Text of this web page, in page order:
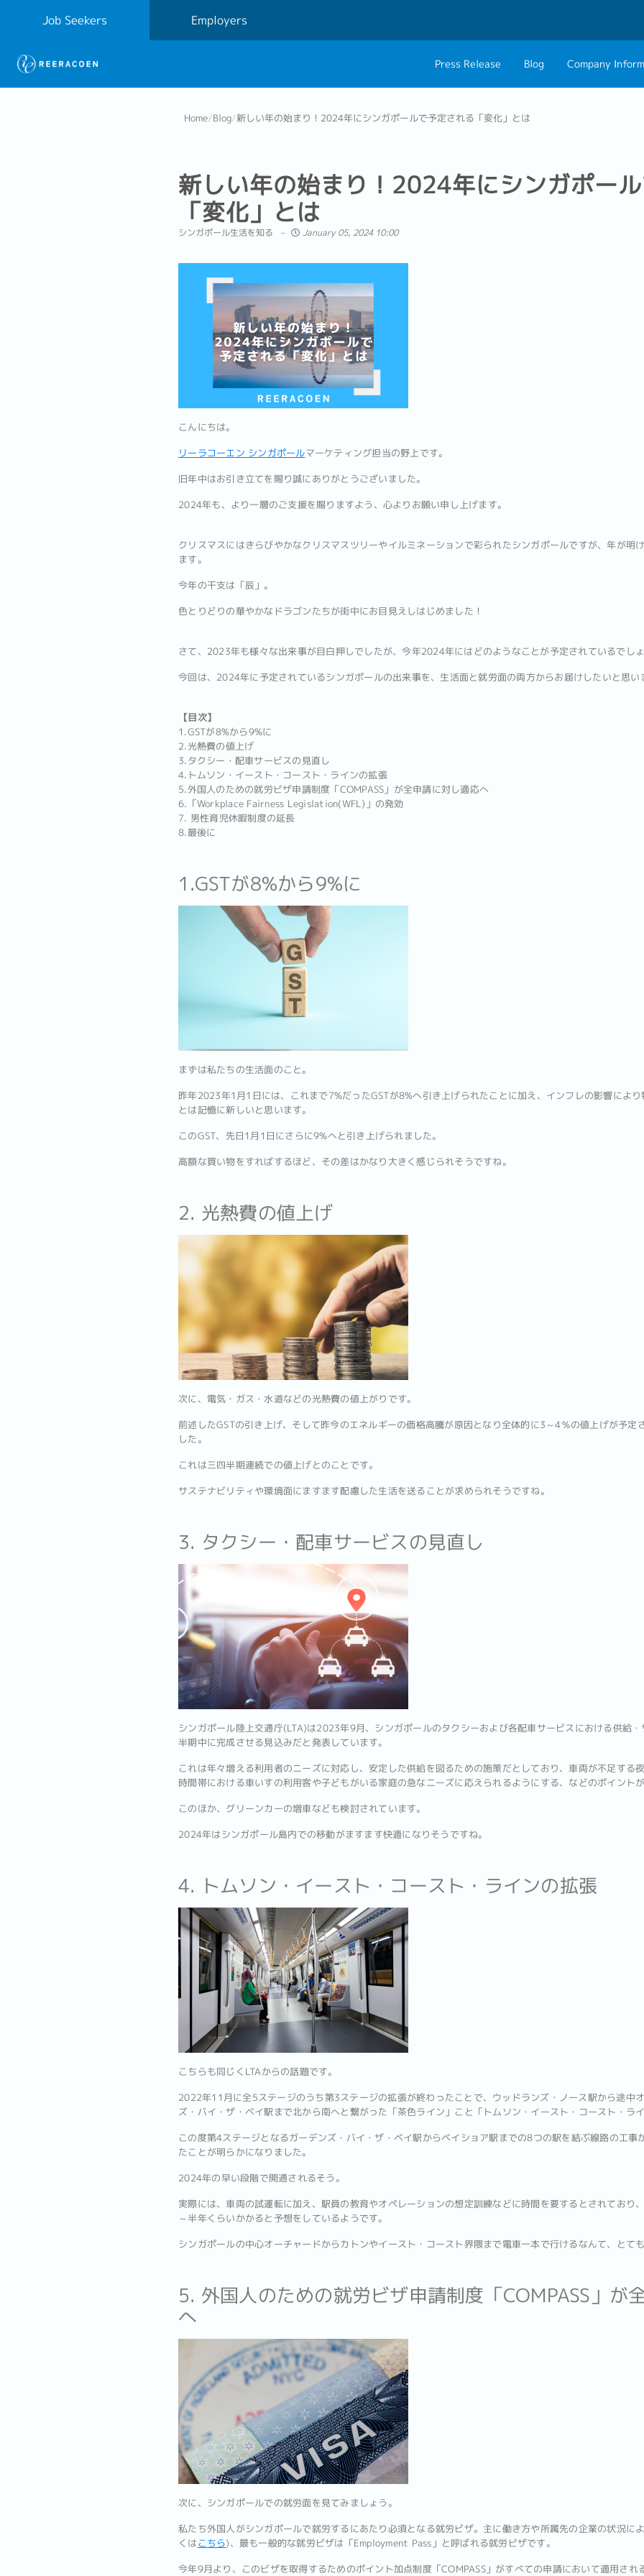
Job Seekers Employers
Press Release Blog Company
Group CEO
Home/Blog/新しい年の始まり！2024年にシンガポールで予定される「変化」とは
新しい年の始まり！2024年にシンガポー
「変化」とは
シンガポール生活を知る January 05, 2024 10:00
こんにちは。
リーラコーエン シンガポールマーケティング担当の野上です。
旧年中はお引き立てを賜り誠にありがとうございました。
2024年も、より一層のご支援を賜りますよう、心よりお願い申し上げます。
クリスマスにはきらびやかなクリスマスツリーやイルミネーションで彩られたシンガポールですが、年が明
ます。
今年の干支は「辰」。
色とりどりの華やかなドラゴンたちが街中にお目見えしはじめました！
さて、2023年も様々な出来事が目白押しでしたが、今年2024年にはどのようなことが予定されているでしょ
今回は、2024年に予定されているシンガポールの出来事を、生活面と就労面の両方からお届けしたいと思い
【目次】
1.GSTが8%から9%に
2.光熱費の値上げ
3.タクシー・配車サービスの見直し
4.トムソン・イースト・コースト・ラインの拡張
5.外国人のための就労ビザ申請制度「COMPASS」が全申請に対し適応へ
6.「Workplace Fairness Legislation(WFL)」の発効
7. 男性育児休暇制度の延長
8.最後に
1.GSTが8%から9%に
まずは私たちの生活面のこと。
昨年2023年1月1日には、これまで7%だったGSTが8%へ引き上げられたことに加え、インフレの影響によ
とは記憶に新しいと思います。
このGST、先日1月1日にさらに9%へと引き上げられました。
高額な買い物をすればするほど、その差はかなり大きく感じられそうですね。
2. 光熱費の値上げ
次に、電気・ガス・水道などの光熱費の値上がりです。
前述したGSTの引き上げ、そして昨今のエネルギーの価格高騰が原因となり全体的に3～4％の値上げが予定
した。
これは三四半期連続での値上げとのことです。
サステナビリティや環境面にますます配慮した生活を送ることが求められそうですね。
3. タクシー・配車サービスの見直し
シンガポール陸上交通庁(LTA)は2023年9月、シンガポールのタクシーおよび各配車サービスにおける供給
半期中に完成させる見込みだと発表しています。
これは年々増える利用者のニーズに対応し、安定した供給を図るための施策だとしており、車両が不足する
時間帯における車いすの利用客や子どもがいる家庭の急なニーズに応えられるようにする、などのポイントが
このほか、グリーンカーの増車なども検討されています。
2024年はシンガポール島内での移動がますます快適になりそうですね。
4. トムソン・イースト・コースト・ラインの拡張
こちらも同じくLTAからの話題です。
2022年11月に全5ステージのうち第3ステージの拡張が終わったことで、ウッドランズ・ノース駅から途中
ズ・バイ・ザ・ベイ駅まで北から南へと繋がった「茶色ライン」こと「トムソン・イースト・コースト・ラ
この度第4ステージとなるガーデンズ・バイ・ザ・ベイ駅からベイショア駅までの8つの駅を結ぶ線路の工事
たことが明らかになりました。
2024年の早い段階で開通されるそう。
実際には、車両の試運転に加え、駅員の教育やオペレーションの想定訓練などに時間を要するとされており
～半年くらいかかると予想をしているようです。
シンガポールの中心オーチャードからカトンやイースト・コースト界隈まで電車一本で行けるなんて、とて
5. 外国人のための就労ビザ申請制度「COMPASS」が
へ
次に、シンガポールでの就労面を見てみましょう。
私たち外国人がシンガポールで就労するにあたり必須となる就労ビザ。主に働き方や所属先の企業の状況に
くはこちら)、最も一般的な就労ビザは「Employment Pass」と呼ばれる就労ビザです。
今年9月より、このビザを取得するためのポイント加点制度「COMPASS」がすべての申請において適用され